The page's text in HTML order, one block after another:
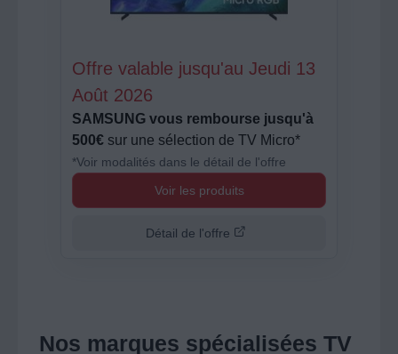
Offre valable jusqu'au Jeudi 13
Août 2026
SAMSUNG vous rembourse jusqu'à
500€ sur une sélection de TV Micro*
*Voir modalités dans le détail de l'offre
Voir les produits
Détail de l'offre
Nos marques spécialisées TV